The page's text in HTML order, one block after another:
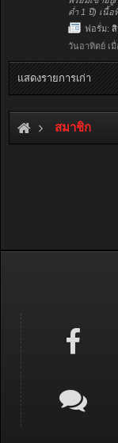
ต่ำ 1 ปี) เนื้อ
ฟอรั่ม:
วันอาทิตย์ เมื่
แสดงรายการเก่า
สมาชิก